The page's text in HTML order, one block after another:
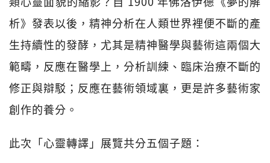
析》發表以後，精神分析在人類世界裡便不斷的產
生持續性的發酵，尤其是精神醫學與藝術這兩個大
範疇，反應在醫學上，分析訓練、臨床治療不斷的
修正與辯駁；反應在藝術領域裏，更是許多藝術家
創作的養分。
此次「心靈轉譯」展覽共分五個子題：